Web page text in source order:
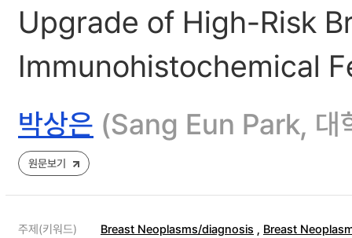
Upgrade of High-Risk
Immunohistochemical
박상은 (Sang Eun Park, 대
원문보기
주제(키워드) Breast Neoplasms/diagnosis , Breast